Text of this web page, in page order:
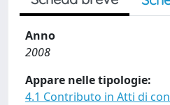
Anno
2008
Appare nelle tipologie:
4.1 Contributo in Atti di